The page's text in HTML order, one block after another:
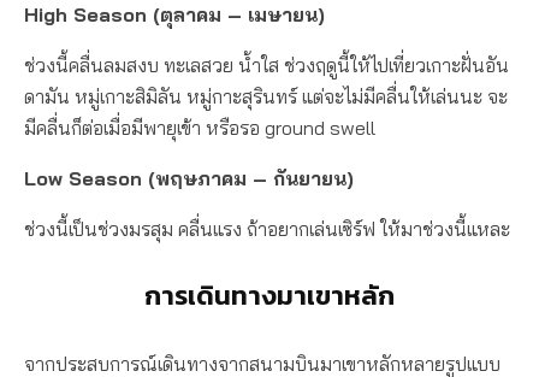
High Season (ตุลาคม – เมษายน)
ช่วงนี้คลื่นลมสงบ ทะเลสวย น้ำใส ช่วงฤดูนี้ให้ไปเที่ยวเกาะฝั่นอัน
ดามัน หมู่เกาะสิมิลัน หมู่กาะสุรินทร์ แต่จะไม่มีคลื่นให้เล่นนะ จะ
มีคลื่นก็ต่อเมื่อมีพายุเข้า หรือรอ ground swell
Low Season (พฤษภาคม – กันยายน)
ช่วงนี้เป็นช่วงมรสุม คลื่นแรง ถ้าอยากเล่นเซิร์ฟ ให้มาช่วงนี้แหละ
การเดินทางมาเขาหลัก
จากประสบการณ์เดินทางจากสนามบินมาเขาหลักหลายรูปแบบ